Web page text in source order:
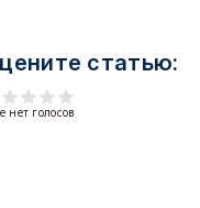
статью:
нет голосов